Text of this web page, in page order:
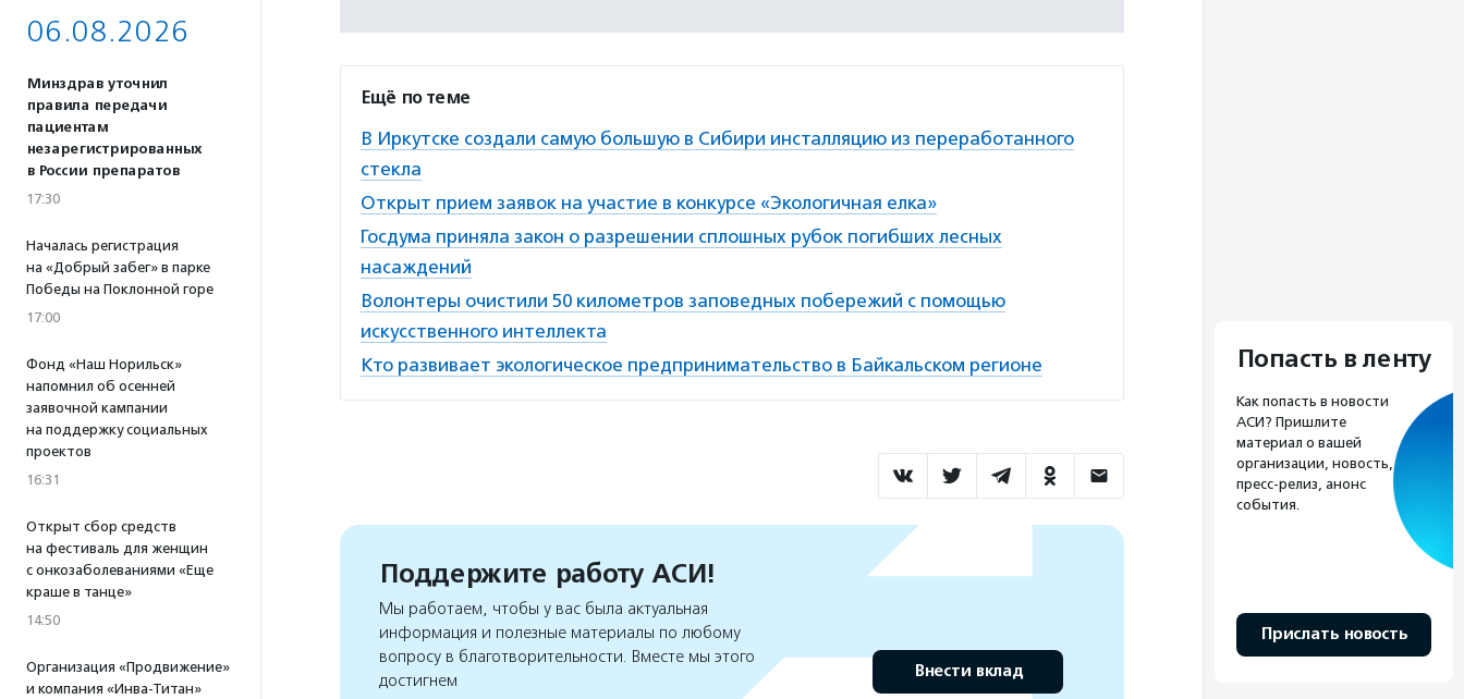
06.08.2026
Минздрав уточнил
правила передачи
пациентам
незарегистрированных
в России препаратов
17:30
Началась регистрация
на «Добрый забег» в парке
Победы на Поклонной горе
17:00
Фонд «Наш Норильск»
напомнил об осенней
заявочной кампании
на поддержку социальных
проектов
16:31
Открыт сбор средств
на фестиваль для женщин
с онкозаболеваниями «Еще
краше в танце»
14:50
Организация «Продвижение»
и компания «Инва-Титан»
Ещё по теме
В Иркутске создали самую большую в Сибири инсталляцию из переработанного
стекла
Открыт прием заявок на участие в конкурсе «Экологичная елка»
Госдума приняла закон о разрешении сплошных рубок погибших лесных
насаждений
Волонтеры очистили 50 километров заповедных побережий с помощью
искусственного интеллекта
Кто развивает экологическое предпринимательство в Байкальском регионе
Поддержите работу АСИ!
Мы работаем, чтобы у вас была актуальная
информация и полезные материалы по любому
вопросу в благотворительности. Вместе мы этого
достигнем
Внести вклад
Попасть в ленту
Как попасть в новости
АСИ? Пришлите
материал о вашей
организации, новость,
пресс-релиз, анонс
события.
Прислать новость